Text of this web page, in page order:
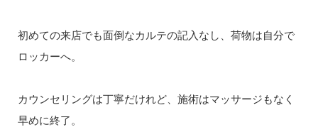
初めての来店でも面倒なカルテの記入なし、荷物は自分で
ロッカーへ。
カウンセリングは丁寧だけれど、施術はマッサージもなく
早めに終了。